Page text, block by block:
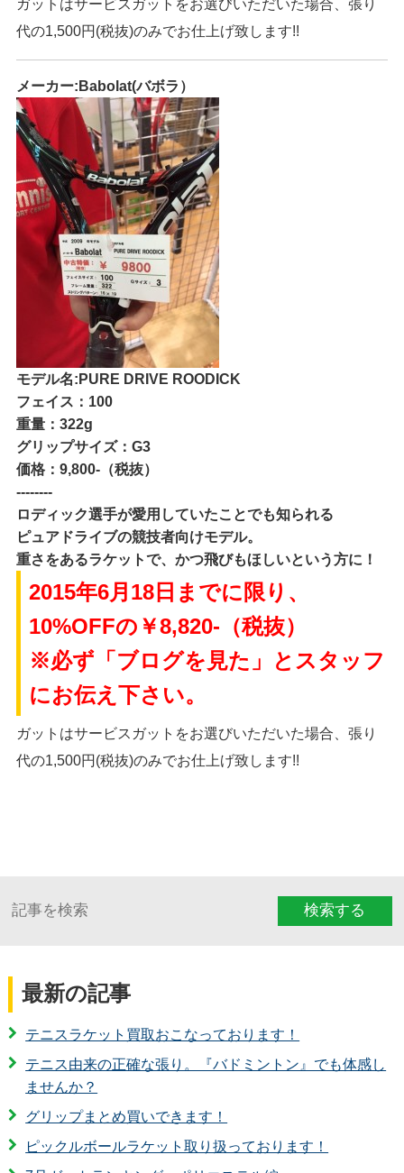
ガットはサービスガットをお選びいただいた場合、張り
代の1,500円(税抜)のみでお仕上げ致します!!
メーカー:Babolat(バボラ）
モデル名:PURE DRIVE ROODICK
フェイス：100
重量：322g
グリップサイズ：G3
価格：9,800-（税抜）
--------
ロディック選手が愛用していたことでも知られる
ピュアドライブの競技者向けモデル。
重さをあるラケットで、かつ飛びもほしいという方に！
2015年6月18日までに限り、
10%OFFの￥8,820-（税抜）
※必ず「ブログを見た」とスタッフ
にお伝え下さい。
ガットはサービスガットをお選びいただいた場合、張り
代の1,500円(税抜)のみでお仕上げ致します!!
検索する
最新の記事
テニスラケット買取おこなっております！
テニス由来の正確な張り。『バドミントン』でも体感し
ませんか？
グリップまとめ買いできます！
ピックルボールラケット取り扱っております！